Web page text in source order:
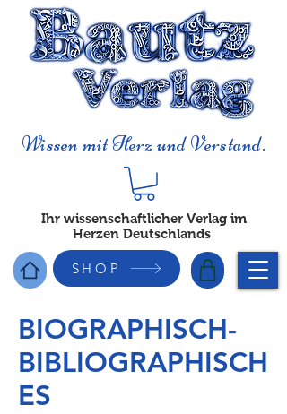
Wissen mit Herz und Verstand.
Ihr wissenschaftlicher Verlag im
Herzen Deutschlands
SHOP
BIOGRAPHISCH-
BIBLIOGRAPHISCH
ES